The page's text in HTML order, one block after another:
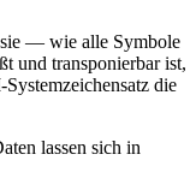
sie — wie alle Symbole
und transponierbar ist,
die
lassen sich in